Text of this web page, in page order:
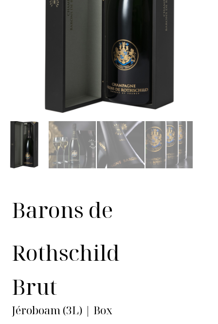
Barons de
Rothschild
Brut
Jéroboam (3L) | Box